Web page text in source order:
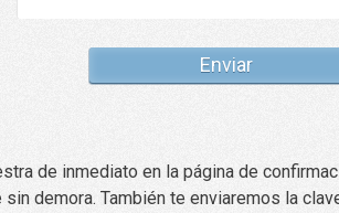
de inmediato en la página de
demora. También te enviaremos la